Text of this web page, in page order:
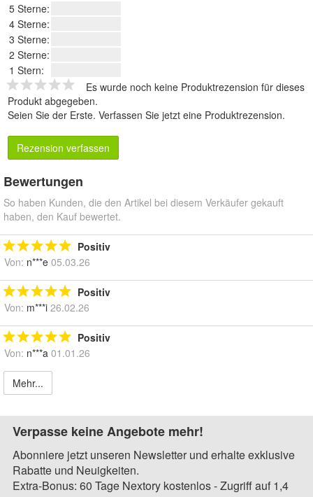
5 Sterne:
4 Sterne:
3 Sterne:
2 Sterne:
1 Stern:
Es wurde noch keine Produktrezension für dieses
Produkt abgegeben.
Seien Sie der Erste. Verfassen Sie jetzt eine Produktrezension.
Rezension verfassen
Bewertungen
So haben Kunden, die den Artikel bei diesem Verkäufer gekauft
haben, den Kauf bewertet.
Positiv
Von: n***e 05.03.26
Positiv
Von: m***i 26.02.26
Positiv
Von: n***a 01.01.26
Mehr...
Verpasse keine Angebote mehr!
Abonniere jetzt unseren Newsletter und erhalte exklusive
Rabatte und Neuigkeiten.
Extra-Bonus: 60 Tage Nextory kostenlos - Zugriff auf 1,4